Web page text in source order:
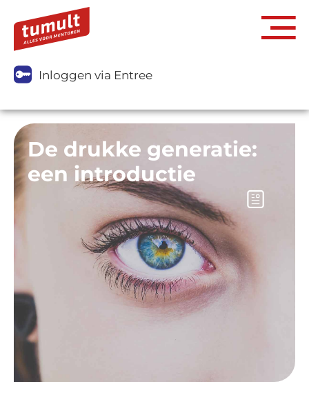
Inloggen via Entree
De drukke generatie:
een introductie